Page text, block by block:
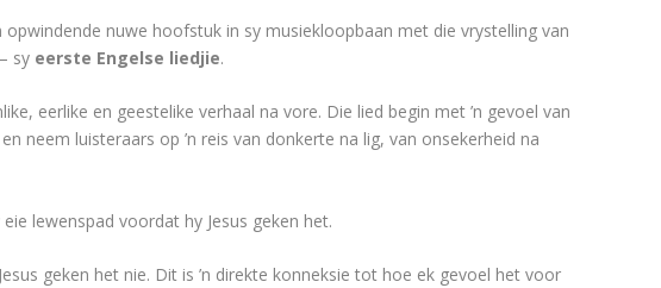
opwindende nuwe hoofstuk in sy musiekloopbaan met die vrystelling van
sy eerste Engelse liedjie.
eerlike en geestelike verhaal na vore. Die lied begin met ’n gevoel van
neem luisteraars op ’n reis van donkerte na lig, van onsekerheid na
lewenspad voordat hy Jesus geken het.
geken het nie. Dit is ’n direkte konneksie tot hoe ek gevoel het voor